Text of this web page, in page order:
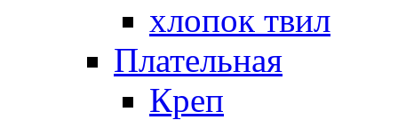
хлопок твил
Плательная
Креп